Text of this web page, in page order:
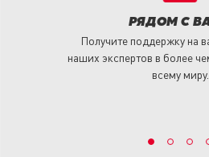
РЯДОМ С
Получите поддержку на
наших экспертов в более
всему миру.